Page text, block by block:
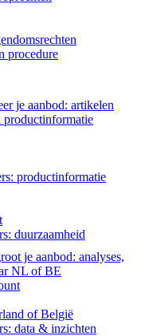
procedure
je aanbod: artikelen
productinformatie
productinformatie
duurzaamheid
je aanbod: analyses,
NL of BE
of België
data & inzichten